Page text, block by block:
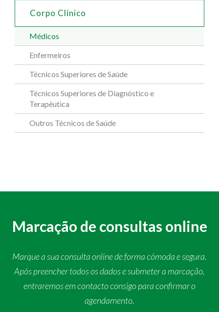
Corpo Clínico
Médicos
Enfermeiros
Técnicos Superiores de Saúde
Técnicos Superiores de Diagnóstico e
Terapêutica
Outros Técnicos de Saúde
Marcação de consultas online
Marque a sua consulta online de forma cómoda e segura.
Após preencher todos os dados e submeter a marcação,
entraremos em contacto consigo para confirmar o
agendamento.